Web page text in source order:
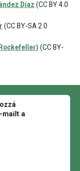
Díaz (CC BY 4.0
(CC BY-SA 2.0
(CC BY-